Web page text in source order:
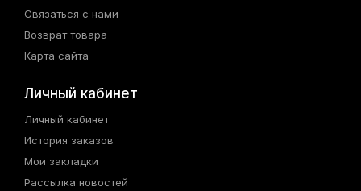
Связаться с нами
Возврат товара
Карта сайта
Личный кабинет
Личный кабинет
История заказов
Мои закладки
Рассылка новостей